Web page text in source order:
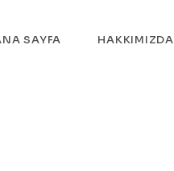
SAYFA HAKKIMIZDA